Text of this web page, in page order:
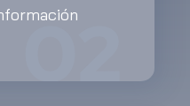
02